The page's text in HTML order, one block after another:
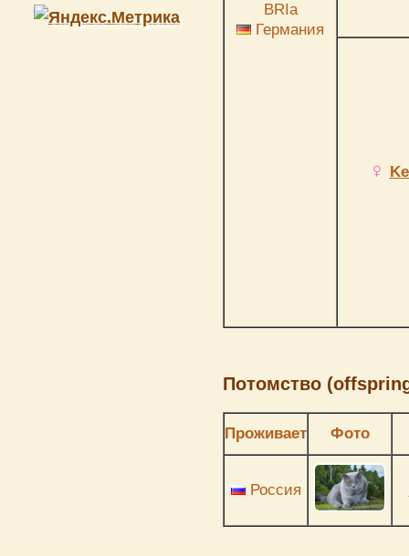
BRIa
Германия
Потомство
Проживает Фото
Россия